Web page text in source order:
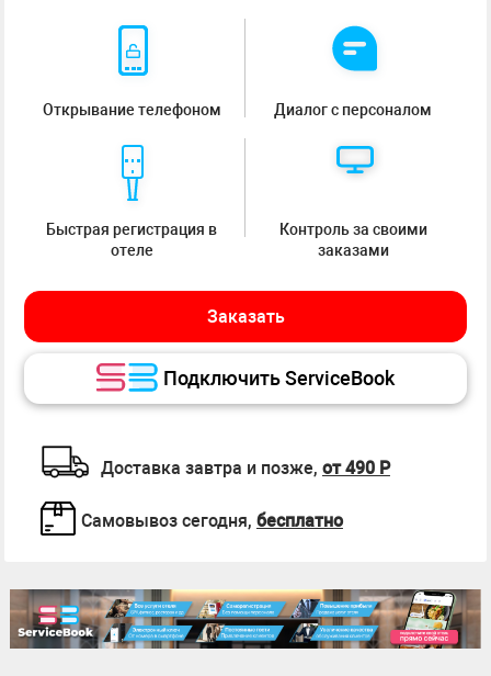
Открывание телефоном Диалог с персоналом
Быстрая регистрация в
отеле
Контроль за своими
заказами
Заказать
Подключить ServiceBook
Доставка завтра и позже, от 490 Р
Самовывоз сегодня, бесплатно